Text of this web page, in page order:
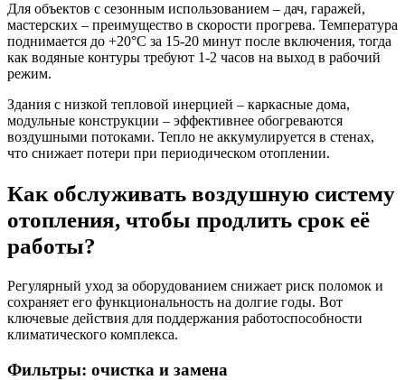
Для объектов с сезонным использованием – дач, гаражей,
мастерских – преимущество в скорости прогрева. Температура
поднимается до +20°C за 15-20 минут после включения, тогда
как водяные контуры требуют 1-2 часов на выход в рабочий
режим.
Здания с низкой тепловой инерцией – каркасные дома,
модульные конструкции – эффективнее обогреваются
воздушными потоками. Тепло не аккумулируется в стенах,
что снижает потери при периодическом отоплении.
Как обслуживать воздушную систему
отопления, чтобы продлить срок её
работы?
Регулярный уход за оборудованием снижает риск поломок и
сохраняет его функциональность на долгие годы. Вот
ключевые действия для поддержания работоспособности
климатического комплекса.
Фильтры: очистка и замена